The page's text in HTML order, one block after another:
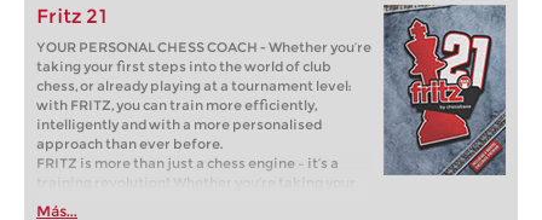
Fritz 21
YOUR PERSONAL CHESS COACH - Whether you’re
taking your first steps into the world of club
chess, or already playing at a tournament level:
with FRITZ, you can train more efficiently,
intelligently and with a more personalised
approach than ever before.
FRITZ is more than just a chess engine – it’s a
training revolution! Whether you’re taking your
first steps into the world of club chess, or already
Más...